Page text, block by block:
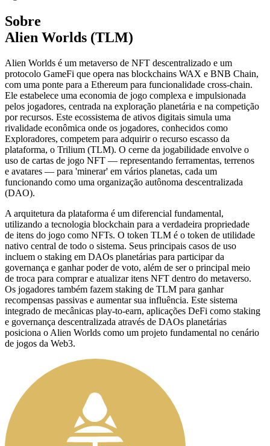
Sobre
Alien Worlds (TLM)
Alien Worlds é um metaverso de NFT descentralizado e um
protocolo GameFi que opera nas blockchains WAX e BNB Chain,
com uma ponte para a Ethereum para funcionalidade cross-chain.
Ele estabelece uma economia de jogo complexa e impulsionada
pelos jogadores, centrada na exploração planetária e na competição
por recursos. Este ecossistema de ativos digitais simula uma
rivalidade econômica onde os jogadores, conhecidos como
Exploradores, competem para adquirir o recurso escasso da
plataforma, o Trilium (TLM). O cerne da jogabilidade envolve o
uso de cartas de jogo NFT — representando ferramentas, terrenos
e avatares — para 'minerar' em vários planetas, cada um
funcionando como uma organização autônoma descentralizada
(DAO).
A arquitetura da plataforma é um diferencial fundamental,
utilizando a tecnologia blockchain para a verdadeira propriedade
de itens do jogo como NFTs. O token TLM é o token de utilidade
nativo central de todo o sistema. Seus principais casos de uso
incluem o staking em DAOs planetárias para participar da
governança e ganhar poder de voto, além de ser o principal meio
de troca para comprar e atualizar itens NFT dentro do metaverso.
Os jogadores também fazem staking de TLM para ganhar
recompensas passivas e aumentar sua influência. Este sistema
integrado de mecânicas play-to-earn, aplicações DeFi como staking
e governança descentralizada através de DAOs planetárias
posiciona o Alien Worlds como um projeto fundamental no cenário
de jogos da Web3.